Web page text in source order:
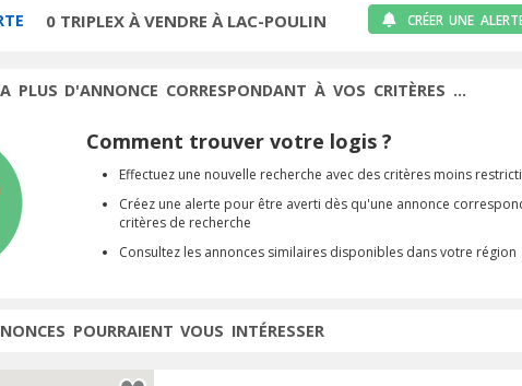
0 TRIPLEX À VENDRE À LAC-POULIN CRÉER UNE
PLUS D'ANNONCE CORRESPONDANT À VOS CRITÈRES ...
Comment trouver votre logis ?
Effectuez une nouvelle recherche avec des critères moins
Créez une alerte pour être averti dès qu'une annonce
critères de recherche
Consultez les annonces similaires disponibles dans votre région
POURRAIENT VOUS INTÉRESSER